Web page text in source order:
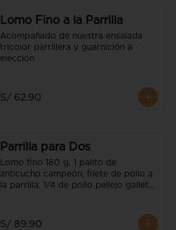
Lomo Fino a la Parrilla
Acompañado de nuestra ensalada
tricolor parrillera y guarnición a
elección
S/ 62.90
Parrilla para Dos
Lomo fino 180 g, 1 palito de
anticucho campeón, filete de pollo a
la parrilla, 1/4 de pollo pellejo galleta
ensalada de la casa
S/ 89.90